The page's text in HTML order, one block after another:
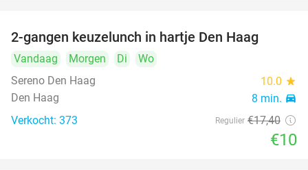
2-gangen keuzelunch in hartje Den Haag
Vandaag Morgen Di
Wo
Sereno Den Haag
10.0 star
Den Haag 8 min. directions_car
Verkocht: 373 Regulier €17,40
€10